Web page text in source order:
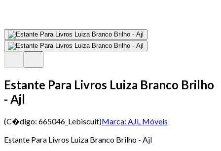
Estante Para Livros Luiza Branco Brilho
- Ajl
(C�digo: 665046_Lebiscuit)Marca: AJL Móveis
Estante Para Livros Luiza Branco Brilho - Ajl